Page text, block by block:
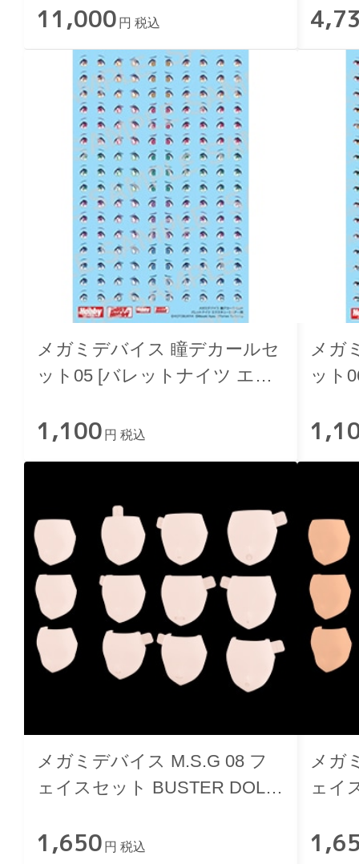
11,000 円 税込
メガミデバイス 瞳デカールセ
ット05 [バレットナイツ エク
1,100 円 税込
メガ
ット06 [バレットナ
メガミデバイス M.S.G 08 フ
ェイスセット BUSTER DOLL
1,650 円 税込
メガ
ェイ